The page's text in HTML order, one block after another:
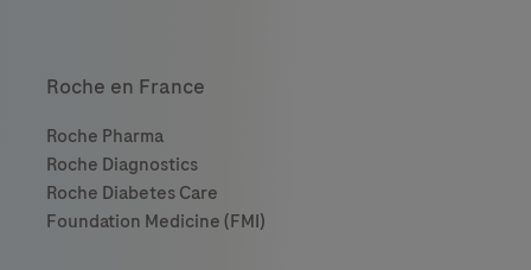
Roche en France